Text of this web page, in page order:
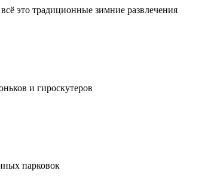
это традиционные зимние развлечения
и гироскутеров
парковок